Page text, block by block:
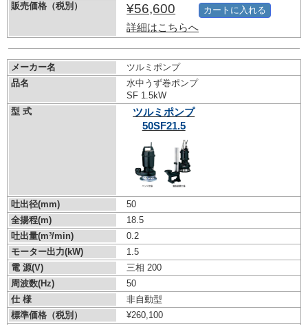
販売価格（税別）
¥56,600
詳細はこちらへ
カートに入れる
メーカー名
ツルミポンプ
品名
水中うず巻ポンプ
SF 1.5kW
型 式
ツルミポンプ
50SF21.5
吐出径(mm)
50
全揚程(m)
18.5
吐出量(m³/min)
0.2
モーター出力(kW)
1.5
電 源(V)
三相 200
周波数(Hz)
50
仕 様
非自動型
標準価格（税別）
¥260,100